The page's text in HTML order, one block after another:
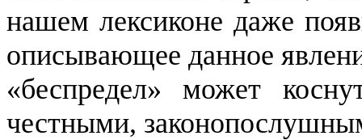
нашем лексиконе даже
описывающее данное
«беспредел» может
честными,